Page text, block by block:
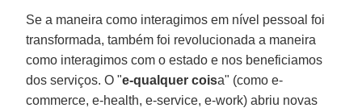
Se a maneira como interagimos em nível pessoal foi
transformada, também foi revolucionada a maneira
como interagimos com o estado e nos beneficiamos
dos serviços. O "e-qualquer coisa" (como e-
commerce, e-health, e-service, e-work) abriu novas